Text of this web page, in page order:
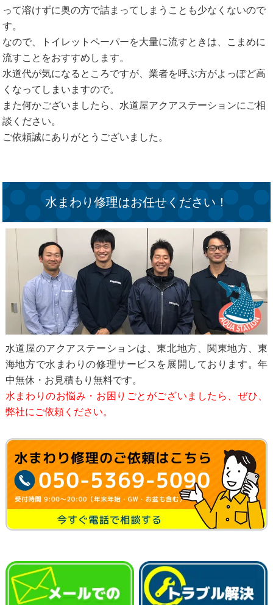
って溶けずに奥の方で詰まってしまうことも少なくないので
す。
なので、トイレットペーパーを大量に流すときは、こまめに
流すことをおすすめします。
水道代が気になるところですが、業者を呼ぶ方がよっぽど高
くなってしまいますので。
また何かございましたら、水道屋アクアステーションにご相
談ください。
ご依頼誠にありがとうございました。
水まわり修理はお任せください！
水道屋のアクアステーションは、東北地方、関東地方、東
海地方で水まわりの修理サービスを展開しております。年
中無休・お見積もり無料です。
水まわりのお悩み・お困りごとがございましたら、ぜひ、
弊社にご依頼ください。